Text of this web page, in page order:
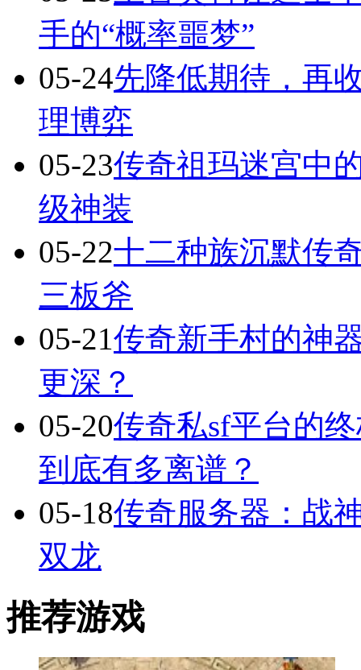
手的“概率噩梦”
05-24先降低期待，再
理博弈
05-23传奇祖玛迷宫中
级神装
05-22十二种族沉默传
三板斧
05-21传奇新手村的神
更深？
05-20传奇私sf平台的
到底有多离谱？
05-18传奇服务器：战
双龙
推荐游戏